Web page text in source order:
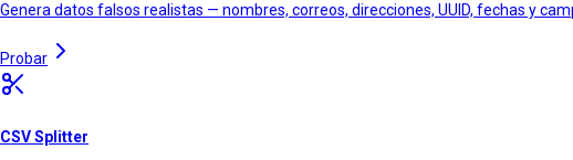
Genera datos falsos realistas — nombres, correos, direcciones, UUID, fechas y
Probar
CSV Splitter